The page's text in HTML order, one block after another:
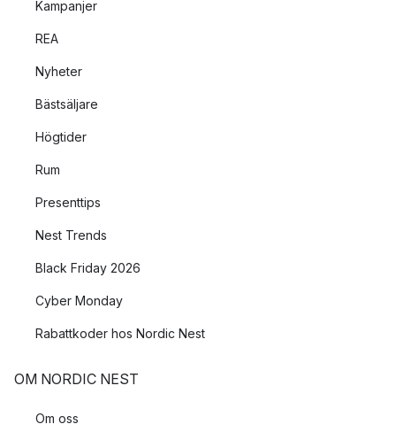
Kampanjer
REA
Nyheter
Bästsäljare
Högtider
Rum
Presenttips
Nest Trends
Black Friday 2026
Cyber Monday
Rabattkoder hos Nordic Nest
OM NORDIC NEST
Om oss